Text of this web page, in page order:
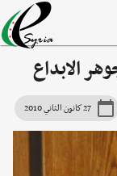
الابداع
27 كانون الثاني 2010